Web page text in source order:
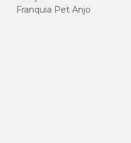
Franquia Pet Anjo